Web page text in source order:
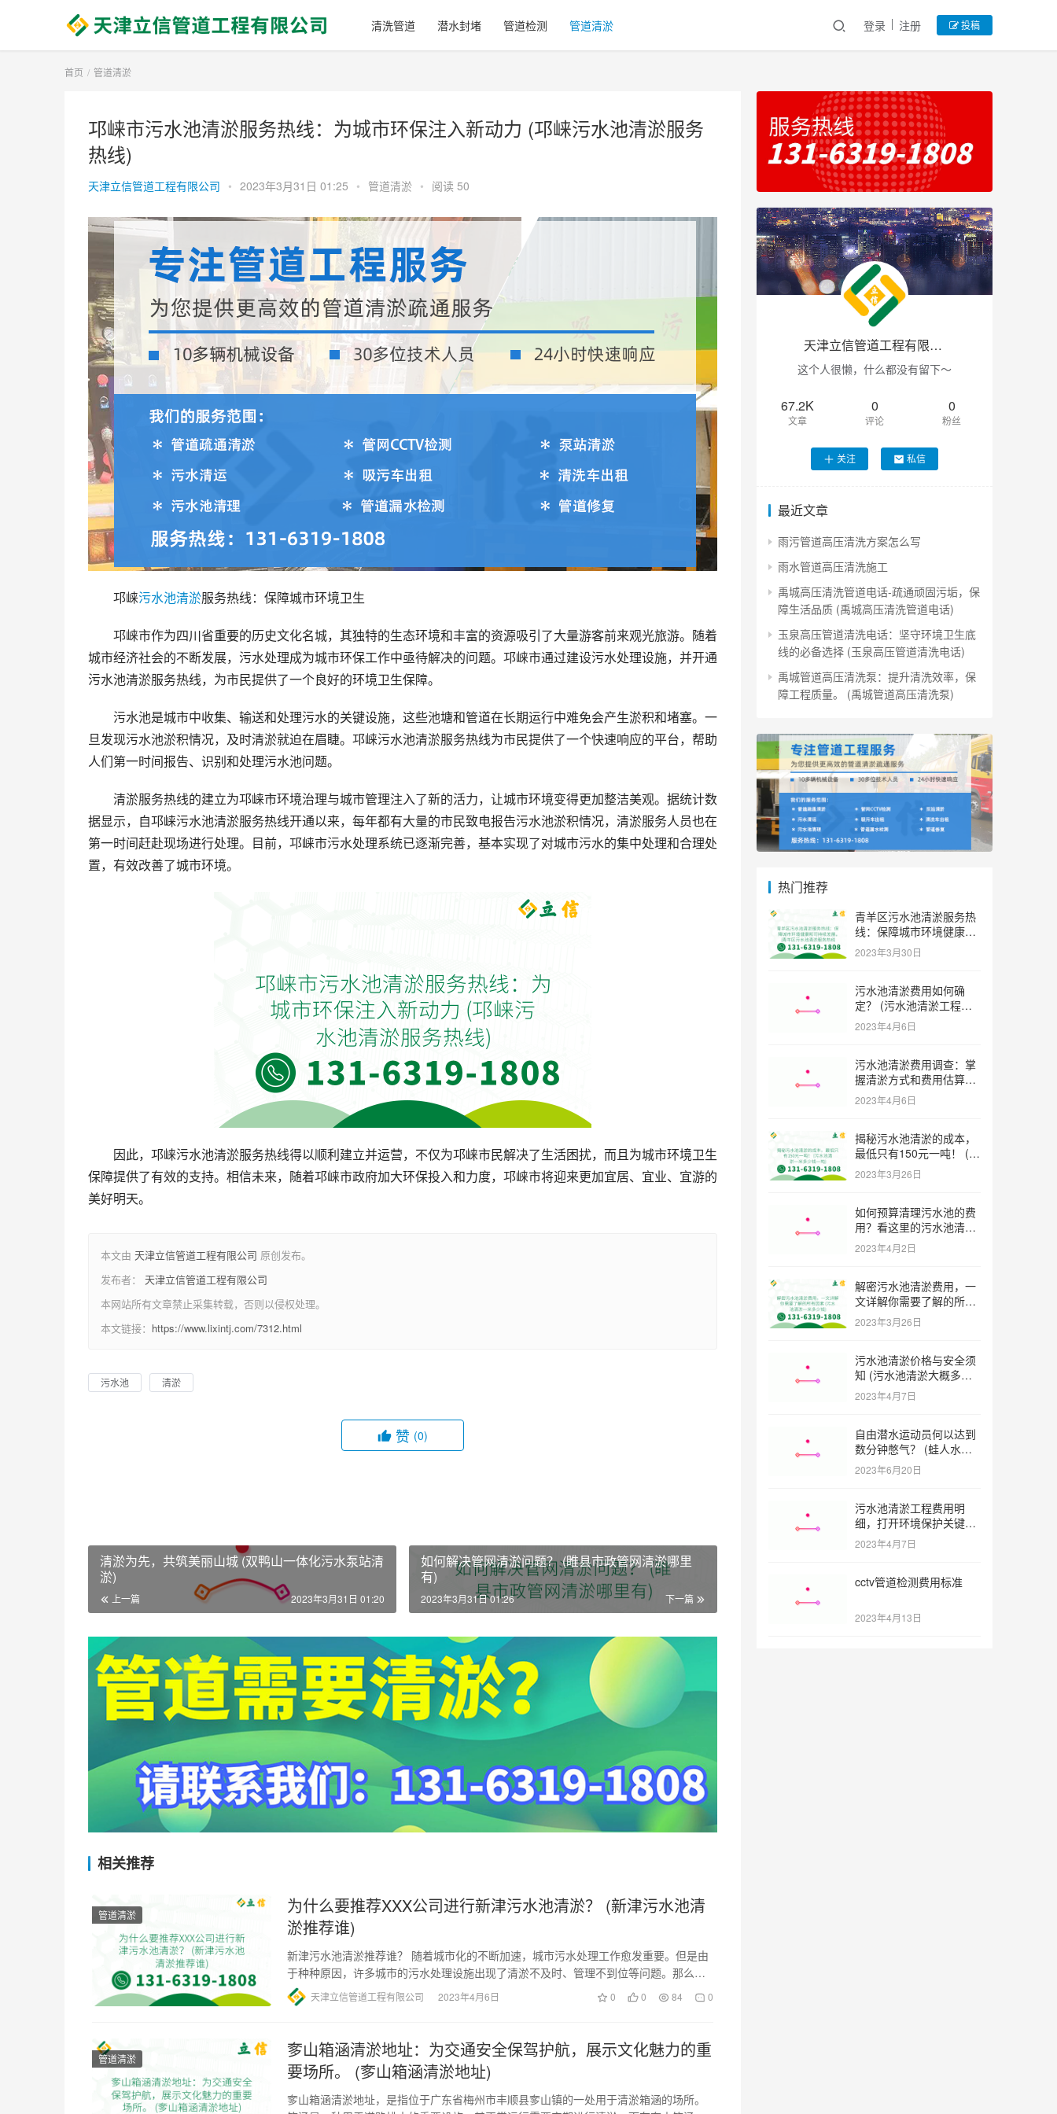
清洗管道 潜水封堵 管道检测 管道清淤 登录 注册 投稿
首页 管道清淤
邛崃市污水池清淤服务热线：为城市环保注入新动力 (邛崃污水池清淤服务
热线)
天津立信管道工程有限公司 • 2023年3月31日 01:25 • 管道清淤 • 阅读 50
邛崃污水池清淤服务热线：保障城市环境卫生
邛崃市作为四川省重要的历史文化名城，其独特的生态环境和丰富的资源吸引了大量游客前来观光旅游。随着
城市经济社会的不断发展，污水处理成为城市环保工作中亟待解决的问题。邛崃市通过建设污水处理设施，并开通
污水池清淤服务热线，为市民提供了一个良好的环境卫生保障。
污水池是城市中收集、输送和处理污水的关键设施，这些池塘和管道在长期运行中难免会产生淤积和堵塞。一
旦发现污水池淤积情况，及时清淤就迫在眉睫。邛崃污水池清淤服务热线为市民提供了一个快速响应的平台，帮助
人们第一时间报告、识别和处理污水池问题。
清淤服务热线的建立为邛崃市环境治理与城市管理注入了新的活力，让城市环境变得更加整洁美观。据统计数
据显示，自邛崃污水池清淤服务热线开通以来，每年都有大量的市民致电报告污水池淤积情况，清淤服务人员也在
第一时间赶赴现场进行处理。目前，邛崃市污水处理系统已逐渐完善，基本实现了对城市污水的集中处理和合理处
置，有效改善了城市环境。
因此，邛崃污水池清淤服务热线得以顺利建立并运营，不仅为邛崃市民解决了生活困扰，而且为城市环境卫生
保障提供了有效的支持。相信未来，随着邛崃市政府加大环保投入和力度，邛崃市将迎来更加宜居、宜业、宜游的
美好明天。
本文由 天津立信管道工程有限公司 原创发布。
发布者： 天津立信管道工程有限公司
本网站所有文章禁止采集转载，否则以侵权处理。
本文链接： https://www.lixintj.com/7312.html
污水池 清淤
赞 (0)
清淤为先，共筑美丽山城 (双鸭山一体化污水泵站清
淤)
上一篇 2023年3月31日 01:20
如何解决管网清淤问题？ (睢县市政管网清淤哪里
有)
下一篇
2023年3月31日 01:26
相关推荐
管道清淤
为什么要推荐XXX公司进行新津污水池清淤？ (新津污水池清
淤推荐谁)
新津污水池清淤推荐谁？ 随着城市化的不断加速，城市污水处理工作愈发重要。但是由
于种种原因，许多城市的污水处理设施出现了清淤不及时、管理不到位等问题。那么，
针对这个问题，针对新津污水…
天津立信管道工程有限公司 2023年4月6日 0 0 84 0
管道清淤
奓山箱涵清淤地址：为交通安全保驾护航，展示文化魅力的重
要场所。 (奓山箱涵清淤地址)
奓山箱涵清淤地址，是指位于广东省梅州市丰顺县奓山镇的一处用于清淤箱涵的场所。
天津立信管道工程有限公司
这个人很懒，什么都没有留下～
67.2K
文章
0
评论
0
粉丝
关注 私信
最近文章
雨污管道高压清洗方案怎么写
雨水管道高压清洗施工
禹城高压清洗管道电话-疏通顽固污垢，保
障生活品质 (禹城高压清洗管道电话)
玉泉高压管道清洗电话：坚守环境卫生底
线的必备选择 (玉泉高压管道清洗电话)
禹城管道高压清洗泵：提升清洗效率，保
障工程质量。 (禹城管道高压清洗泵)
热门推荐
青羊区污水池清淤服务热
线：保障城市环境健康和
可持续发展。 (青羊区污
水池清淤服务热线)
2023年3月30日
污水池清淤费用如何确
定？ (污水池清淤工程价
格多少)
2023年4月6日
污水池清淤费用调查：掌
握清淤方式和费用估算技
巧 (污水池清淤多少钱一
方米)
2023年4月6日
揭秘污水池清淤的成本，
最低只有150元一吨！ (污
水池清淤一米多少钱一吨)
2023年3月26日
如何预算清理污水池的费
用？看这里的污水池清淤
工程报价表范本！ (污水
池清淤工程报价表范本)
2023年4月2日
解密污水池清淤费用，一
文详解你需要了解的所有
因素 (污水池清淤一米多
少钱)
2023年3月26日
污水池清淤价格与安全须
知 (污水池清淤大概多少
一方)
2023年4月7日
自由潜水运动员何以达到
数分钟憋气？ (蛙人水下
憋气最长多久)
2023年6月20日
污水池清淤工程费用明
细，打开环境保护关键之
门 (污水池清淤工程报价
明细)
2023年4月7日
cctv管道检测费用标准
2023年4月13日